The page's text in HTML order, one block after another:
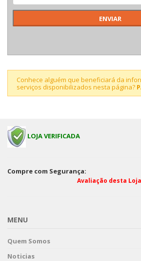
Conhece alguém que beneficiará da
serviços disponibilizados nesta página?
LOJA VERIFICADA
Compre com Segurança:
Avaliação desta Loja
MENU
Quem Somos
Noticias